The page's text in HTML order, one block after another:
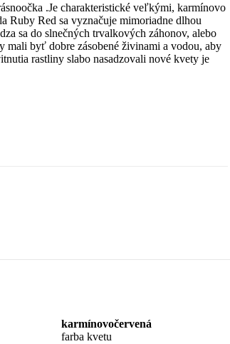
.Je charakteristické veľkými, karmínovo
Ruby Red sa vyznačuje mimoriadne dlhou
sa do slnečných trvalkových záhonov, alebo
mali byť dobre zásobené živinami a vodou, aby
rastliny slabo nasadzovali nové kvety je
karmínovočervená
farba kvetu